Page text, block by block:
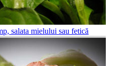
salata mielului sau fetică